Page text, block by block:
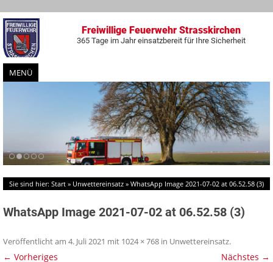
Freiwillige Feuerwehr Strasskirchen
365 Tage im Jahr einsatzbereit für Ihre Sicherheit
MENÜ
Zum
Inhalt
springen
Sie sind hier: Start » Unwettereinsatz » WhatsApp Image 2021-07-02 at 06.52.58 (3)
WhatsApp Image 2021-07-02 at 06.52.58 (3)
Veröffentlicht am 4. Juli 2021 mit 1024 × 768 in Unwettereinsatz.
← Vorheriges Nächstes →